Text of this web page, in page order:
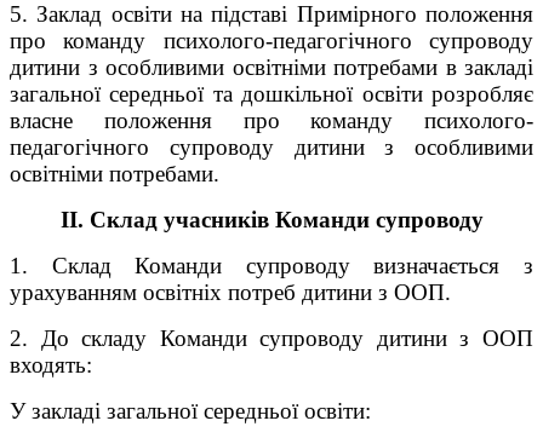
5. Заклад освіти на підставі Примірного положення
про команду психолого-педагогічного супроводу
дитини з особливими освітніми потребами в закладі
загальної середньої та дошкільної освіти розробляє
власне положення про команду психолого-
педагогічного супроводу дитини з особливими
освітніми потребами.
ІІ. Склад учасників Команди супроводу
1. Склад Команди супроводу визначається з
урахуванням освітніх потреб дитини з ООП.
2. До складу Команди супроводу дитини з ООП
входять:
У закладі загальної середньої освіти: